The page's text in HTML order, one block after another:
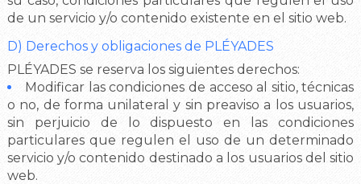
de un servicio y/o contenido existente en el sitio web.
D) Derechos y obligaciones de PLÉYADES
PLÉYADES se reserva los siguientes derechos:
Modificar las condiciones de acceso al sitio, técnicas
o no, de forma unilateral y sin preaviso a los usuarios,
sin perjuicio de lo dispuesto en las condiciones
particulares que regulen el uso de un determinado
servicio y/o contenido destinado a los usuarios del sitio
web.